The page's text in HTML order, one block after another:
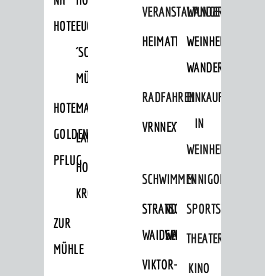
HOTELFUCHS
´SCHE
MÜHLE
HOTEL
GOLDENER
PFLUG
MARKTPLATZHOTEL
LAMMERSHOF
HOTEL
KRONE
ZUR
MÜHLE
VERANSTALTUNGEN
HEIMATTAGE
WANDERN
WEINHEIMER
WANDERWEGE
RADFAHREN
VRNNEXTBIKE
EINKAUFEN
IN
WEINHEIM
SCHWIMMEN
STRANDBAD
WAIDSEE
TSG
WALDSCHWIMMBAD
VIKTOR-
MINIGOLF
SPORTSTÄTTEN
THEATER
KINO